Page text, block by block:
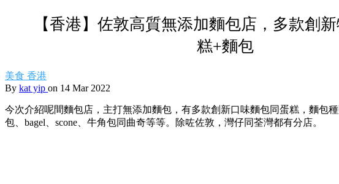
【香港】佐敦高質無添加麵包店，多款創
糕+麵包
美食 香港
By kat yip on 14 Mar 2022
今次介紹呢間麵包店，主打無添加麵包，有多款創新口味麵包同蛋糕，麵包
包、bagel、scone、牛角包同曲奇等等。除咗佐敦，灣仔同荃灣都有分店。